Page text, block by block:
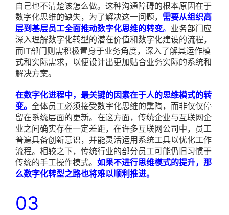
自己也不清楚该怎么做。这种沟通障碍的根本原因在于
数字化思维的缺失，为了解决这一问题， 需要从组织高
层到基层员工全面推动数字化思维的转变。 业务部门应
深入理解数字化转型的潜在价值和数字化建设的流程，
而IT部门则需积极置身于业务角度，深入了解其运作模
式和实际需求，以便设计出更加贴合业务实际的系统和
解决方案。
在数字化进程中，最关键的因素在于人的思维模式的转
变。 全体员工必须接受数字化思维的熏陶，而非仅仅停
留在系统层面的更新。在这方面，传统企业与互联网企
业之间确实存在一定差距，在许多互联网公司中，员工
普遍具备创新意识，并能灵活运用系统工具以优化工作
流程。相较之下，传统行业的部分员工可能仍旧习惯于
传统的手工操作模式。 如果不进行思维模式的提升，那
么数字化转型之路也将难以顺利推进。
03